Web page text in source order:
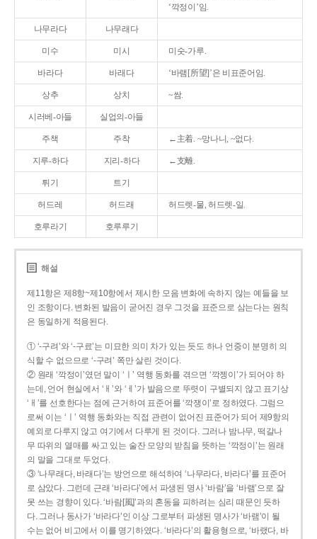
‘깍정이’임.
나무라다 나무래다
미수 미시 미숫-가루.
바라다 바래다 ‘바램[所望]’은 비표준어임.
상추 상치 ~쌈.
시러베-아들 실업의-아들
주책 주착 ←主着. ~망나니, ~없다.
지루-하다 지리-하다 ←支離.
튀기 트기
허드레 허드래 허드렛-물, 허드렛-일.
호루라기 호루루기
해설
제11항은 제8항~제10항에서 제시한 모음 변화에 속하지 않는 예들을 보
인 조항이다. 변화된 발음이 굳어진 경우 그것을 표준으로 삼는다는 원칙
은 동일하게 적용된다.
① ‘-구려’와 ‘-구료’는 미묘한 의미 차가 있는 듯도 하나 언중이 분명히 의
식할 수 없으므로 ‘-구려’ 쪽만 살린 것이다.
② 원래 ‘깍정이’였던 말이 ‘ㅣ’ 역행 동화를 겪으면 ‘깍젱이’가 되어야 하
는데, 언어 현실에서 ‘ㅐ’와 ‘ㅔ’가 발음으로 뚜렷이 구별되지 않고 표기상
‘ㅐ’를 선호한다는 점에 근거하여 표준어를 ‘깍쟁이’로 정하였다. 그럼으
로써 이는 ‘ㅣ’ 역행 동화와는 직접 관련이 없어진 표준어가 되어 제9항의
예외로 다루지 않고 여기에서 다루게 된 것이다. 그러나 밤나무, 떡갈나
무 따위의 열매를 싸고 있는 술잔 모양의 받침을 뜻하는 ‘깍정이’는 원래
의 말을 그대로 두었다.
③ ‘나무래다, 바래다’는 방언으로 해석하여 ‘나무라다, 바라다’를 표준어
로 삼았다. 그런데 근래 ‘바라다’에서 파생된 명사 ‘바람’을 ‘바램’으로 잘
못 쓰는 경향이 있다. ‘바람[風]’과의 혼동을 피하려는 심리 때문인 듯하
다. 그러나 동사가 ‘바라다’인 이상 그로부터 파생된 명사가 ‘바램’이 될
수는 없어 비고에서 이를 명기하였다. ‘바라다’의 활용형으로, ‘바랬다, 바